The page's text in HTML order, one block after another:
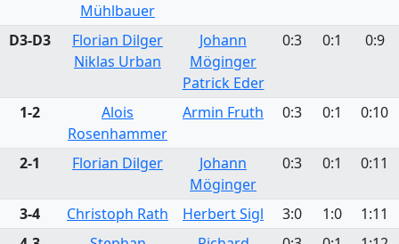
Mühlbauer
D3-D3
Florian Dilger
Niklas Urban
Johann
Möginger
Patrick Eder
0:3 0:1 0:9
1-2
Alois
Rosenhammer
Armin Fruth 0:3 0:1 0:10
2-1 Florian Dilger
Johann
Möginger
0:3 0:1 0:11
3-4 Christoph Rath Herbert Sigl 3:0 1:0
1:11